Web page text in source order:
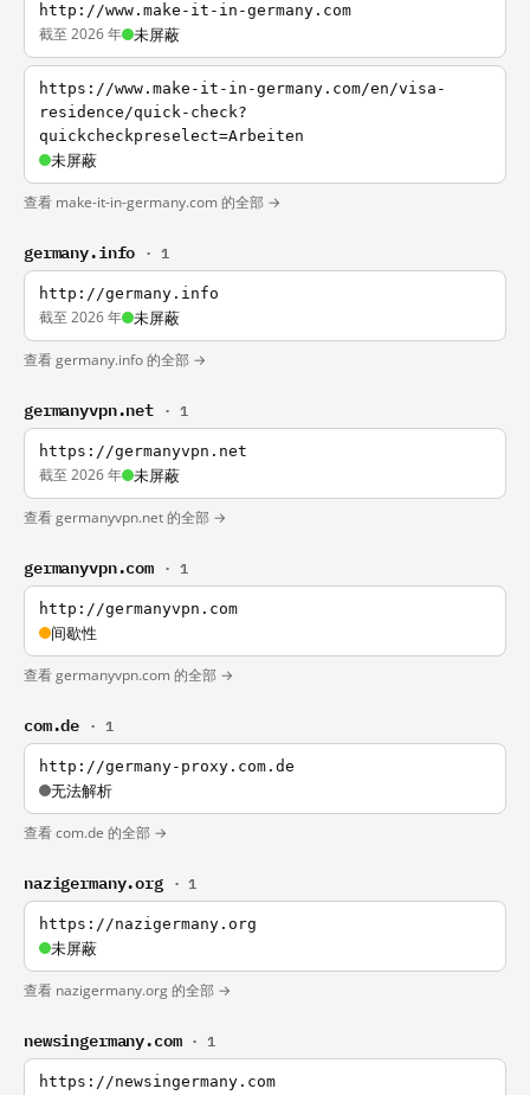
http://www.make-it-in-germany.com
截至 2026 年 未屏蔽
https://www.make-it-in-germany.com/en/visa-
residence/quick-check?
quickcheckpreselect=Arbeiten
未屏蔽
查看 make-it-in-germany.com 的全部 →
germany.info · 1
http://germany.info
截至 2026 年 未屏蔽
查看 germany.info 的全部 →
germanyvpn.net · 1
https://germanyvpn.net
截至 2026 年 未屏蔽
查看 germanyvpn.net 的全部 →
germanyvpn.com · 1
http://germanyvpn.com
间歇性
查看 germanyvpn.com 的全部 →
com.de · 1
http://germany-proxy.com.de
无法解析
查看 com.de 的全部 →
nazigermany.org · 1
https://nazigermany.org
未屏蔽
查看 nazigermany.org 的全部 →
newsingermany.com · 1
https://newsingermany.com